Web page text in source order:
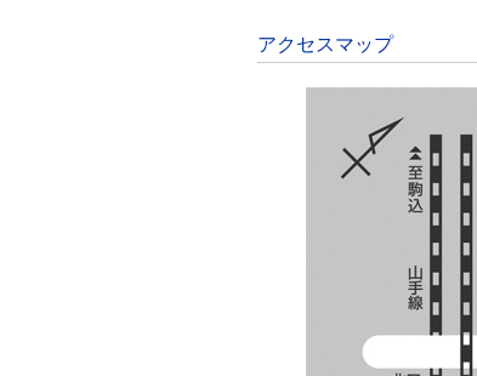
アクセスマップ